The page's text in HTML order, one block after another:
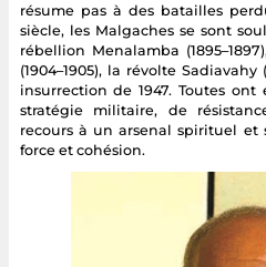
résume pas à des batailles
siècle, les Malgaches se sont
rébellion Menalamba
(1904–1905), la révolte Sadiavahy
insurrection de 1947. Toutes
stratégie militaire, de
recours à un arsenal spirituel
force et cohésion.